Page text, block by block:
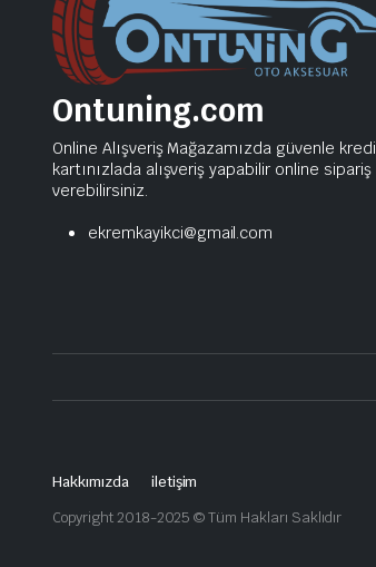
Ontuning.com
Online Alışveriş Mağazamızda güvenle kredi
kartınızlada alışveriş yapabilir online sipariş
verebilirsiniz.
ekremkayikci@gmail.com
Hakkımızda
iletişim
Copyright 2018-2025 © Tüm Hakları Saklıdır